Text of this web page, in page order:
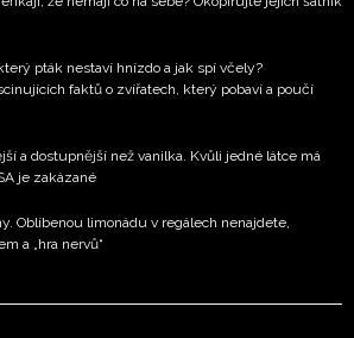
pták nestaví hnízdo a jak spí včely?
faktů o zvířatech, který pobaví a poučí
a dostupnější než vanilka. Kvůli jedné látce má
je zakázané
Oblíbenou limonádu v regálech nenajdete,
a „hra nervů“